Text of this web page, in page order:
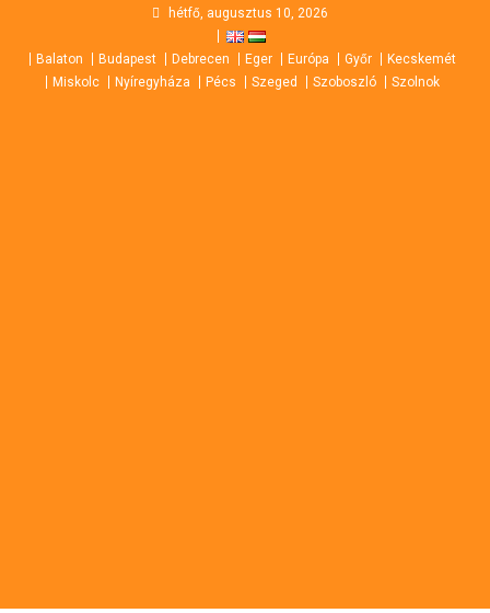
content
hétfő, augusztus 10, 2026
Balaton Budapest Debrecen Eger Európa Győr
Kecskemét
Miskolc
Nyíregyháza Pécs Szeged Szoboszló Szolnok